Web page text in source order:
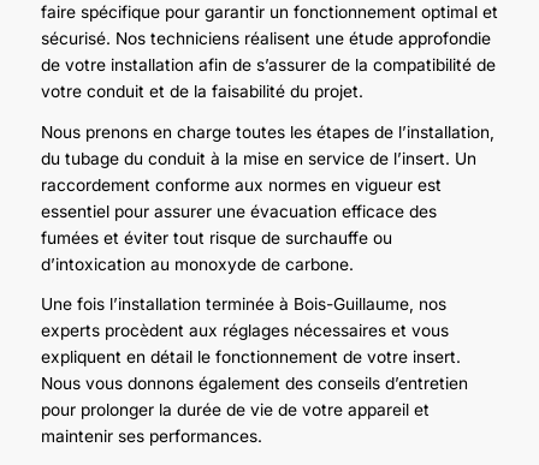
faire spécifique pour garantir un fonctionnement optimal et
sécurisé. Nos techniciens réalisent une étude approfondie
de votre installation afin de s’assurer de la compatibilité de
votre conduit et de la faisabilité du projet.
Nous prenons en charge toutes les étapes de l’installation,
du tubage du conduit à la mise en service de l’insert. Un
raccordement conforme aux normes en vigueur est
essentiel pour assurer une évacuation efficace des
fumées et éviter tout risque de surchauffe ou
d’intoxication au monoxyde de carbone.
Une fois l’installation terminée à Bois-Guillaume, nos
experts procèdent aux réglages nécessaires et vous
expliquent en détail le fonctionnement de votre insert.
Nous vous donnons également des conseils d’entretien
pour prolonger la durée de vie de votre appareil et
maintenir ses performances.